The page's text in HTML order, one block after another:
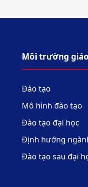
Môi trường
Đào tạo
Mô hình đào tạo
Đào tạo đại học
Định hướng
Đào tạo sau đại